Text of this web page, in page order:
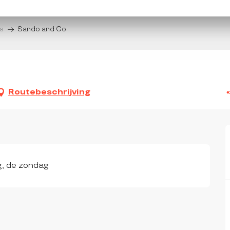
Sando and Co
Routebeschrijving
de zondag